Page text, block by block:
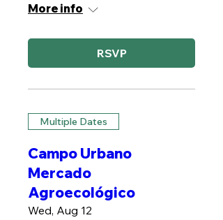
More info
RSVP
Multiple Dates
Campo Urbano
Mercado
Agroecológico
Wed, Aug 12